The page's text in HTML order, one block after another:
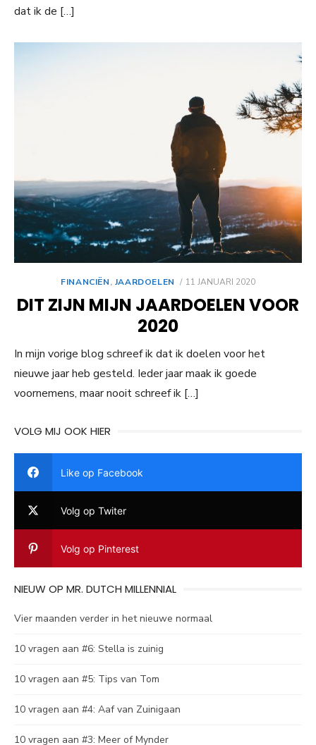
dat ik de […]
FINANCIËN, JAARDOELEN
GEPLAATST
11 JANUARI 2020
DIT ZIJN MIJN JAARDOELEN VOOR
2020
In mijn vorige blog schreef ik dat ik doelen voor het
nieuwe jaar heb gesteld. Ieder jaar maak ik goede
voornemens, maar nooit schreef ik […]
VOLG MIJ OOK HIER
Like op Facebook
Volg op Twiter
Volg op Pinterest
NIEUW OP MR. DUTCH MILLENNIAL
Vier maanden verder in het nieuwe normaal
10 vragen aan #6: Stella is zuinig
10 vragen aan #5: Tips van Tom
10 vragen aan #4: Aaf van Zuinigaan
10 vragen aan #3: Meer of Mynder